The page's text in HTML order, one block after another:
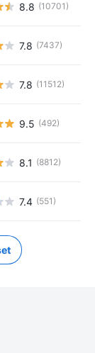
8.8 (10701)
7.8 (7437)
7.8 (11512)
9.5 (492)
8.1 (8812)
7.4 (551)